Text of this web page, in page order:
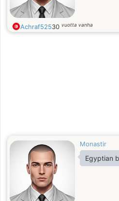
Achraf52530 vuotta vanha
Monastir
Egyptian